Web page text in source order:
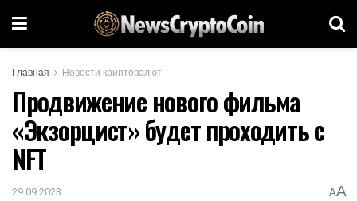
Главная Новости криптовалют
Продвижение нового фильма
«Экзорцист» будет проходить с
NFT
29.09.2023 AA